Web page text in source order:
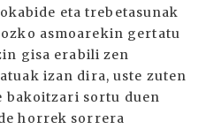
eta trebetasunak
asmoarekin gertatu
gisa erabili zen
izan dira, uste zuten
bakoitzari sortu duen
horrek sorrera